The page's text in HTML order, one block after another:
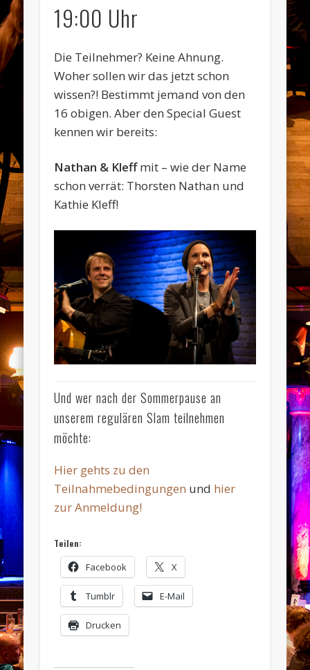
19:00 Uhr
Die Teilnehmer? Keine Ahnung.
Woher sollen wir das jetzt schon
wissen?! Bestimmt jemand von den
16 obigen. Aber den Special Guest
kennen wir bereits:
Nathan & Kleffmit – wie der Name
schon verrät: Thorsten Nathan und
Kathie Kleff!
Und wer nach der Sommerpause an
unserem regulären Slam teilnehmen
möchte:
Hier gehts zu den
Teilnahmebedingungen und hier
zur Anmeldung!
Teilen:
Facebook X
Tumblr E-Mail
Drucken